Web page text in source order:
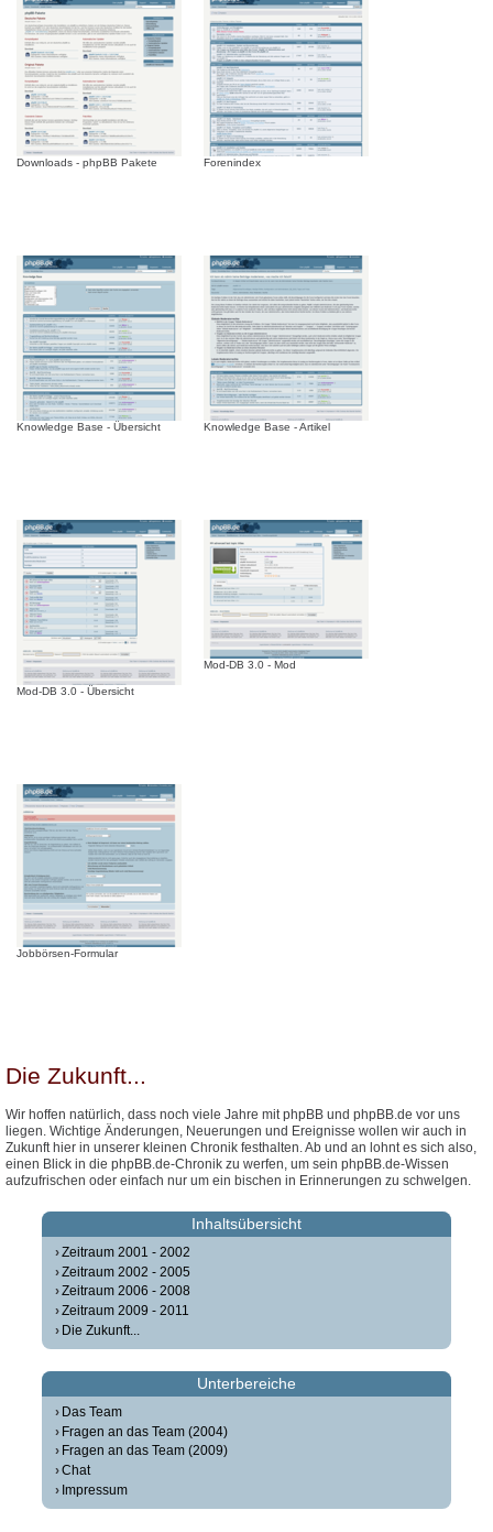
Downloads - phpBB Pakete Forenindex
Knowledge Base - Übersicht Knowledge Base - Artikel
Mod-DB 3.0 - Übersicht
Mod-DB 3.0 - Mod
Jobbörsen-Formular
Die Zukunft...
Wir hoffen natürlich, dass noch viele Jahre mit phpBB und phpBB.de vor uns
liegen. Wichtige Änderungen, Neuerungen und Ereignisse wollen wir auch in
Zukunft hier in unserer kleinen Chronik festhalten. Ab und an lohnt es sich also,
einen Blick in die phpBB.de-Chronik zu werfen, um sein phpBB.de-Wissen
aufzufrischen oder einfach nur um ein bischen in Erinnerungen zu schwelgen.
Inhaltsübersicht
Zeitraum 2001 - 2002
Zeitraum 2002 - 2005
Zeitraum 2006 - 2008
Zeitraum 2009 - 2011
Die Zukunft...
Unterbereiche
Das Team
Fragen an das Team (2004)
Fragen an das Team (2009)
Chat
Impressum